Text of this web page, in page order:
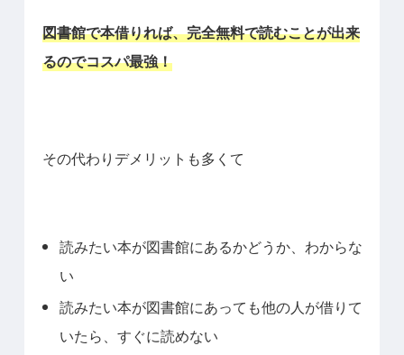
図書館で本借りれば、完全無料で読むことが出来
るのでコスパ最強！
その代わりデメリットも多くて
読みたい本が図書館にあるかどうか、わからな
い
読みたい本が図書館にあっても他の人が借りて
いたら、すぐに読めない